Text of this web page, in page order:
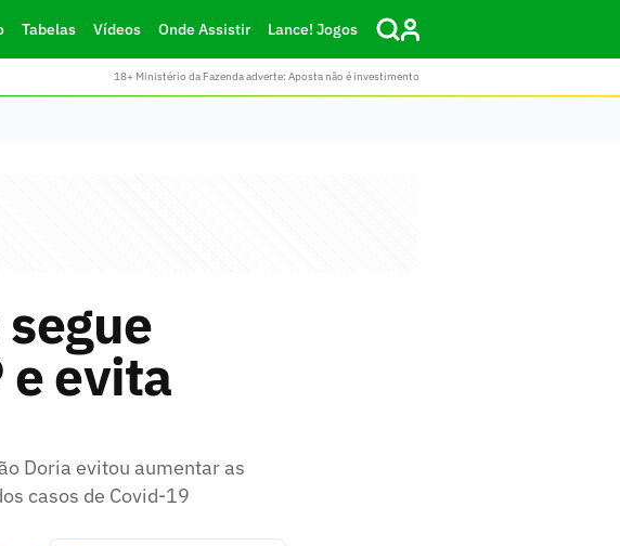
Tabelas Vídeos Onde Assistir Lance! Jogos
18+ Ministério da Fazenda adverte: Aposta não é investimento
e evita
Doria evitou aumentar as
casos de Covid-19